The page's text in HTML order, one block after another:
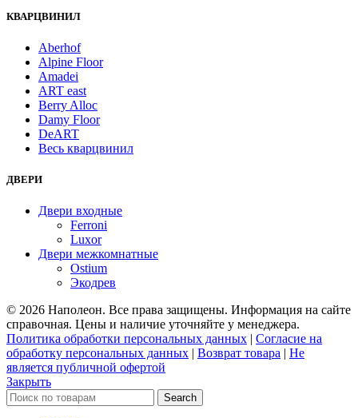
КВАРЦВИНИЛ
Aberhof
Alpine Floor
Amadei
ART east
Berry Alloc
Damy Floor
DeART
Весь кварцвинил
ДВЕРИ
Двери входные
Ferroni
Luxor
Двери межкомнатные
Ostium
Экодрев
© 2026 Наполеон. Все права защищены. Информация на сайте
справочная. Цены и наличие уточняйте у менеджера.
Политика обработки персональных данных | Согласие на
обработку персональных данных | Возврат товара | Не
является публичной офертой
Закрыть
Search